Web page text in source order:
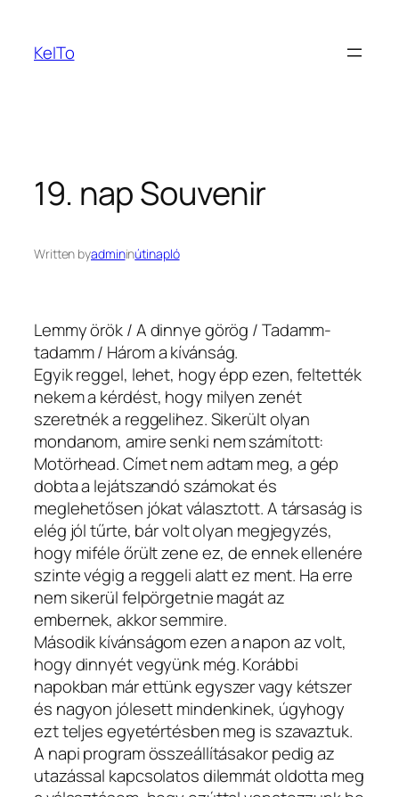
tartalomhoz
KeITo
19. nap Souvenir
Written byadmininútinapló
Lemmy örök / A dinnye görög / Tadamm-
tadamm / Három a kívánság.
Egyik reggel, lehet, hogy épp ezen, feltették
nekem a kérdést, hogy milyen zenét
szeretnék a reggelihez. Sikerült olyan
mondanom, amire senki nem számított:
Motörhead. Címet nem adtam meg, a gép
dobta a lejátszandó számokat és
meglehetősen jókat választott. A társaság is
elég jól tűrte, bár volt olyan megjegyzés,
hogy miféle őrült zene ez, de ennek ellenére
szinte végig a reggeli alatt ez ment. Ha erre
nem sikerül felpörgetnie magát az
embernek, akkor semmire.
Második kívánságom ezen a napon az volt,
hogy dinnyét vegyünk még. Korábbi
napokban már ettünk egyszer vagy kétszer
és nagyon jólesett mindenkinek, úgyhogy
ezt teljes egyetértésben meg is szavaztuk.
A napi program összeállításakor pedig az
utazással kapcsolatos dilemmát oldotta meg